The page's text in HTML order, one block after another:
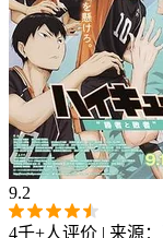
9.2
4千+人评价 | 来源：